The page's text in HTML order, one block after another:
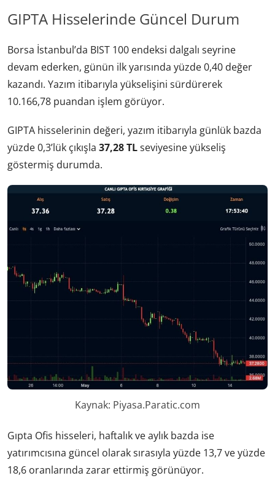
GIPTA Hisselerinde Güncel Durum
Borsa İstanbul’da BIST 100 endeksi dalgalı seyrine
devam ederken, günün ilk yarısında yüzde 0,40 değer
kazandı. Yazım itibarıyla yükselişini sürdürerek
10.166,78 puandan işlem görüyor.
GIPTA hisselerinin değeri, yazım itibarıyla günlük bazda
yüzde 0,3’lük çıkışla 37,28 TLseviyesine yükseliş
göstermiş durumda.
Kaynak: Piyasa.Paratic.com
Gıpta Ofis hisseleri, haftalık ve aylık bazda ise
yatırımcısına güncel olarak sırasıyla yüzde 13,7 ve yüzde
18,6 oranlarında zarar ettirmiş görünüyor.